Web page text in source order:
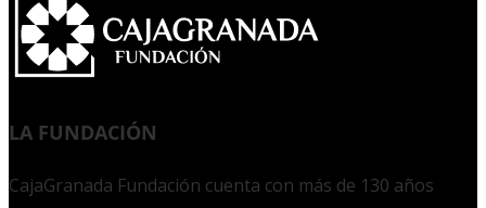
LA FUNDACIÓN
CajaGranada Fundación cuenta con más de 130 años